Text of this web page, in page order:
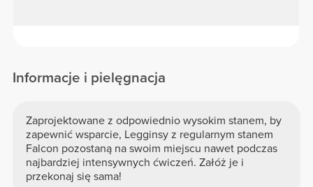
Informacje i pielęgnacja
Zaprojektowane z odpowiednio wysokim stanem, by
zapewnić wsparcie, Legginsy z regularnym stanem
Falcon pozostaną na swoim miejscu nawet podczas
najbardziej intensywnych ćwiczeń. Załóż je i
przekonaj się sama!